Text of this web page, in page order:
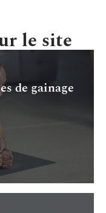
le site
de gainage